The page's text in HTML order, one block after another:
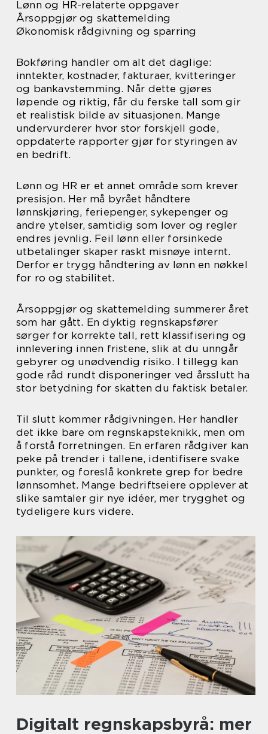
Lønn og HR-relaterte oppgaver
Årsoppgjør og skattemelding
Økonomisk rådgivning og sparring
Bokføring handler om alt det daglige:
inntekter, kostnader, fakturaer, kvitteringer
og bankavstemming. Når dette gjøres
løpende og riktig, får du ferske tall som gir
et realistisk bilde av situasjonen. Mange
undervurderer hvor stor forskjell gode,
oppdaterte rapporter gjør for styringen av
en bedrift.
Lønn og HR er et annet område som krever
presisjon. Her må byrået håndtere
lønnskjøring, feriepenger, sykepenger og
andre ytelser, samtidig som lover og regler
endres jevnlig. Feil lønn eller forsinkede
utbetalinger skaper raskt misnøye internt.
Derfor er trygg håndtering av lønn en nøkkel
for ro og stabilitet.
Årsoppgjør og skattemelding summerer året
som har gått. En dyktig regnskapsfører
sørger for korrekte tall, rett klassifisering og
innlevering innen fristene, slik at du unngår
gebyrer og unødvendig risiko. I tillegg kan
gode råd rundt disponeringer ved årsslutt ha
stor betydning for skatten du faktisk betaler.
Til slutt kommer rådgivningen. Her handler
det ikke bare om regnskapsteknikk, men om
å forstå forretningen. En erfaren rådgiver kan
peke på trender i tallene, identifisere svake
punkter, og foreslå konkrete grep for bedre
lønnsomhet. Mange bedriftseiere opplever at
slike samtaler gir nye idéer, mer trygghet og
tydeligere kurs videre.
Digitalt regnskapsbyrå: mer